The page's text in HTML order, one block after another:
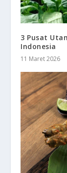
3 Pusat
Indonesia
11 Maret 2026